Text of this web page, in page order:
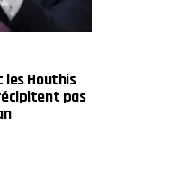
les Houthis
pas